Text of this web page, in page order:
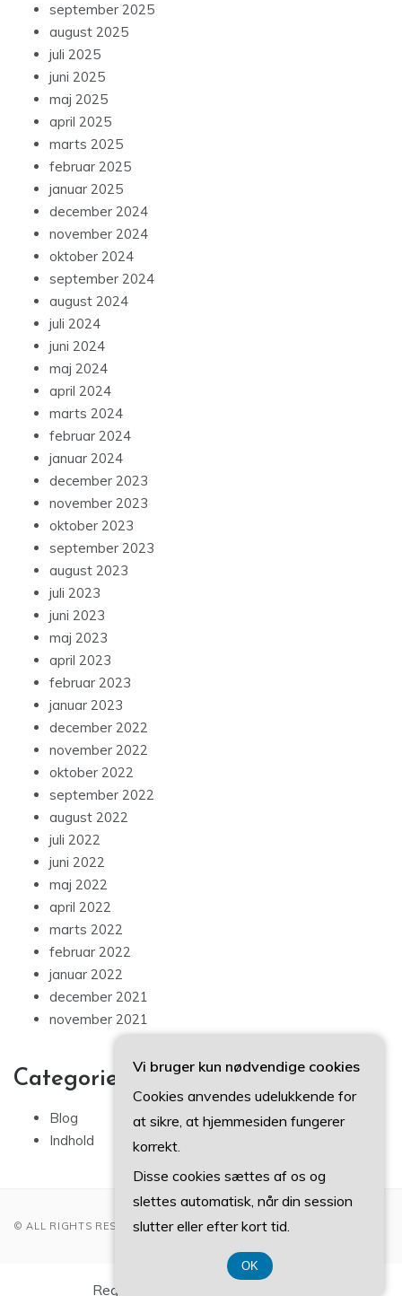
september 2025
august 2025
juli 2025
juni 2025
maj 2025
april 2025
marts 2025
februar 2025
januar 2025
december 2024
november 2024
oktober 2024
september 2024
august 2024
juli 2024
juni 2024
maj 2024
april 2024
marts 2024
februar 2024
januar 2024
december 2023
november 2023
oktober 2023
september 2023
august 2023
juli 2023
juni 2023
maj 2023
april 2023
februar 2023
januar 2023
december 2022
november 2022
oktober 2022
september 2022
august 2022
juli 2022
juni 2022
maj 2022
april 2022
marts 2022
februar 2022
januar 2022
december 2021
november 2021
Categories
Blog
Indhold
© ALL RIGHTS RESERVED 2022
Registreringsnummer 374 077 39
Vi bruger kun nødvendige cookies
Cookies anvendes udelukkende for
at sikre, at hjemmesiden fungerer
korrekt.
Disse cookies sættes af os og
slettes automatisk, når din session
slutter eller efter kort tid.
OK